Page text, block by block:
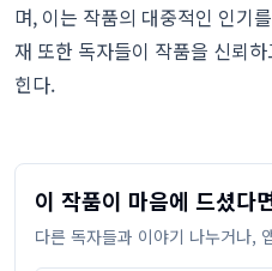
며, 이는 작품의 대중적인 인기
재 또한 독자들이 작품을 신뢰
힌다.
이 작품이 마음에 드셨다
다른 독자들과 이야기 나누거나,